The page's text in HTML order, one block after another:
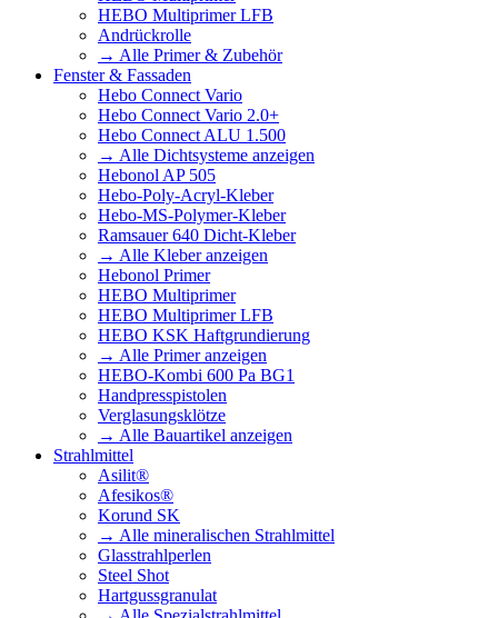
HEBO Multiprimer LFB
Andrückrolle
→ Alle Primer & Zubehör
Fenster & Fassaden
Hebo Connect Vario
Hebo Connect Vario 2.0+
Hebo Connect ALU 1.500
→ Alle Dichtsysteme anzeigen
Hebonol AP 505
Hebo-Poly-Acryl-Kleber
Hebo-MS-Polymer-Kleber
Ramsauer 640 Dicht-Kleber
→ Alle Kleber anzeigen
Hebonol Primer
HEBO Multiprimer
HEBO Multiprimer LFB
HEBO KSK Haftgrundierung
→ Alle Primer anzeigen
HEBO-Kombi 600 Pa BG1
Handpresspistolen
Verglasungsklötze
→ Alle Bauartikel anzeigen
Strahlmittel
Asilit®
Afesikos®
Korund SK
→ Alle mineralischen Strahlmittel
Glasstrahlperlen
Steel Shot
Hartgussgranulat